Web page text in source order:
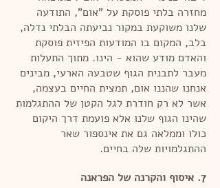
מחזרה בלתי פוסקת על "אום", התודעה
שלנו משוקעת במקור נביעתה הבלתי נדלה,
בלב, המקום בו המודעות הפיזית פוסקת
והאדם מודע שהוא - הינו. מתוך התעלות
מעבר לתבנית הגוף שטבעה הארעי, מבינים
אנחנו שהננו אום, תמצית החיים בעצמה,
אשר לא רק חודרת לגל הקטן של ההתגלמות
שהינו הגוף שלנו אלא פועמת דרך היקום
כולו וממלאה גם את אינספור שאר
ההתגלמויות שלה בחיים.
7. איסוף והקרנה של הפראנה